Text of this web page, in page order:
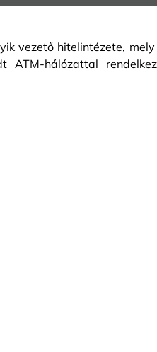
vezető hitelintézete, mely
ATM-hálózattal